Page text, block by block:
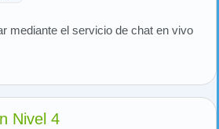
mediante el servicio de chat en vivo
Nivel 4